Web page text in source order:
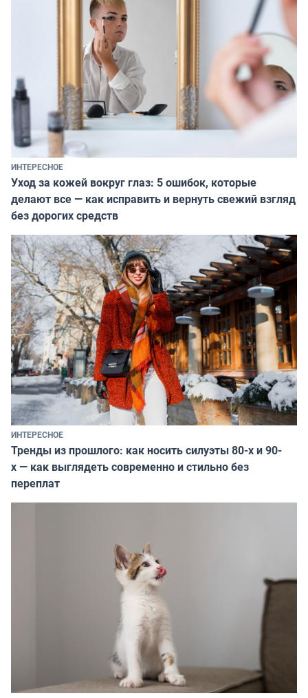
ИНТЕРЕСНОЕ
Уход за кожей вокруг глаз: 5 ошибок, которые
делают все — как исправить и вернуть свежий взгляд
без дорогих средств
ИНТЕРЕСНОЕ
Тренды из прошлого: как носить силуэты 80-х и 90-
х — как выглядеть современно и стильно без
переплат